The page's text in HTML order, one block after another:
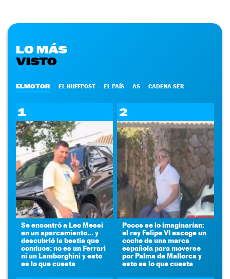
LO MÁS
VISTO
ELMOTOR EL HUFFPOST EL PAÍS AS CADENA SER
1
Se encontró a Leo Messi
en un aparcamiento... y
descubrió la bestia que
conduce: no es un Ferrari
ni un Lamborghini y esto
es lo que cuesta
2
Pocos se lo imaginarían:
el rey Felipe VI escoge un
coche de una marca
española para moverse
por Palma de Mallorca y
esto es lo que cuesta